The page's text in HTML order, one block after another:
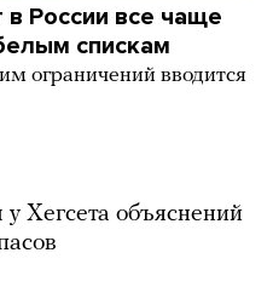
России все чаще
спискам
ограничений вводится
Хегсета объяснений